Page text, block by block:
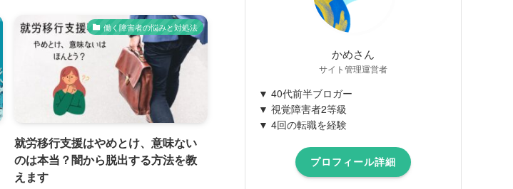
働く障害者の悩みと対処法
就労移行支援はやめとけ、意味ない
のは本当？闇から脱出する方法を教
えます
かめさん
サイト管理運営者
▼ 40代前半ブロガー
▼ 視覚障害者2等級
▼ 4回の転職を経験
プロフィール詳細